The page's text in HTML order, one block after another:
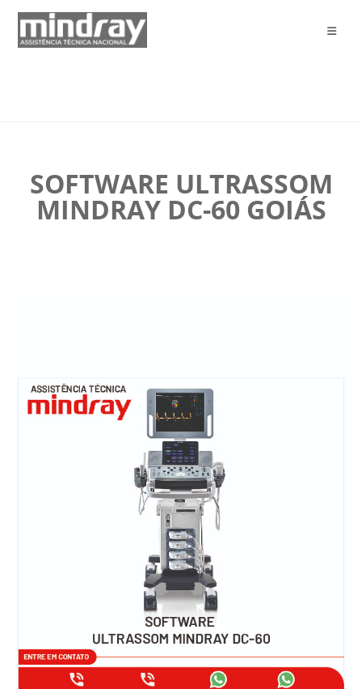
SOFTWARE ULTRASSOM
MINDRAY DC-60 GOIÁS